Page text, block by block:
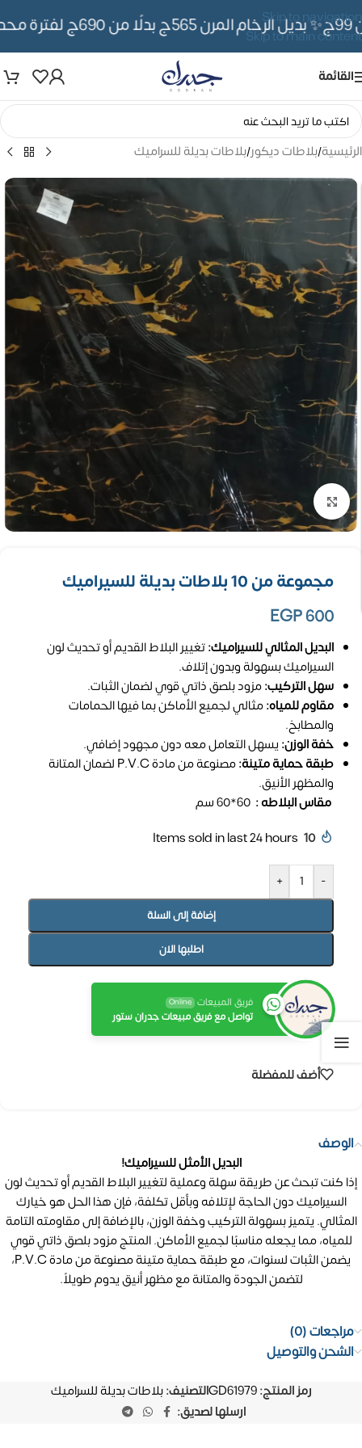
Skip to navigation
Skip to main content
✨ بديل الرخام المرن 565ج بدلًا من 690ج لفترة محدوده
القائمة
الرئيسية/بلاطات ديكور/بلاطات بديلة للسراميك
تكبير الصورة
مجموعة من 10 بلاطات بديلة للسيراميك
EGP600
البديل المثالي للسيراميك:تغيير البلاط القديم أو تحديث لون
السيراميك بسهولة وبدون إتلاف.
سهل التركيب:مزود بلصق ذاتي قوي لضمان الثبات.
مقاوم للمياه:مثالي لجميع الأماكن بما فيها الحمامات
والمطابخ.
خفة الوزن:يسهل التعامل معه دون مجهود إضافي.
طبقة حماية متينة:
مصنوعة من مادة P.V.C لضمان المتانة
والمظهر الأنيق.
مقاس البلاطه :
10
Items sold in last 24 hours
-
+
إضافة إلى السلة
اطلبها الان
فريق المبيعات Online
تواصل مع فريق مبيعات جدران ستور
أضف للمفضلة
الوصف
البديل الأمثل للسيراميك!
إذا كنت تبحث عن طريقة سهلة وعملية لتغيير البلاط القديم أو تحديث لون
السيراميك دون الحاجة لإتلافه وبأقل تكلفة، فإن هذا الحل هو خيارك
المثالي. يتميز بسهولة التركيب وخفة الوزن، بالإضافة إلى مقاومته التامة
للمياه، مما يجعله مناسبًا لجميع الأماكن. المنتج مزود بلصق ذاتي قوي
يضمن الثبات لسنوات، مع طبقة حماية متينة مصنوعة من مادة P.V.C،
لتضمن الجودة والمتانة مع مظهر أنيق يدوم طويلاً.
مراجعات (0)
الشحن والتوصيل
رمز المنتج:GD61979التصنيف:بلاطات بديلة للسراميك
ارسلها لصديق: